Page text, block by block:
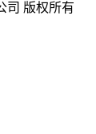
司 版权所有